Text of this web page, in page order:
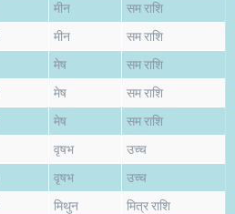
मीन सम राशि
मीन सम राशि
मेष सम राशि
मेष सम राशि
मेष सम राशि
वृषभ उच्च
वृषभ उच्च
मिथुन मित्र राशि